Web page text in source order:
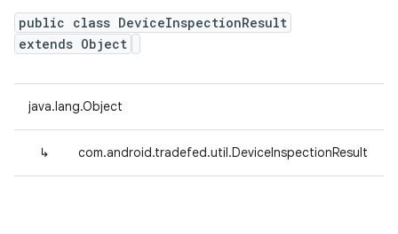
public class DeviceInspectionResult
extends Object
java.lang.Object
↳ com.android.tradefed.util.DeviceInspectionResult